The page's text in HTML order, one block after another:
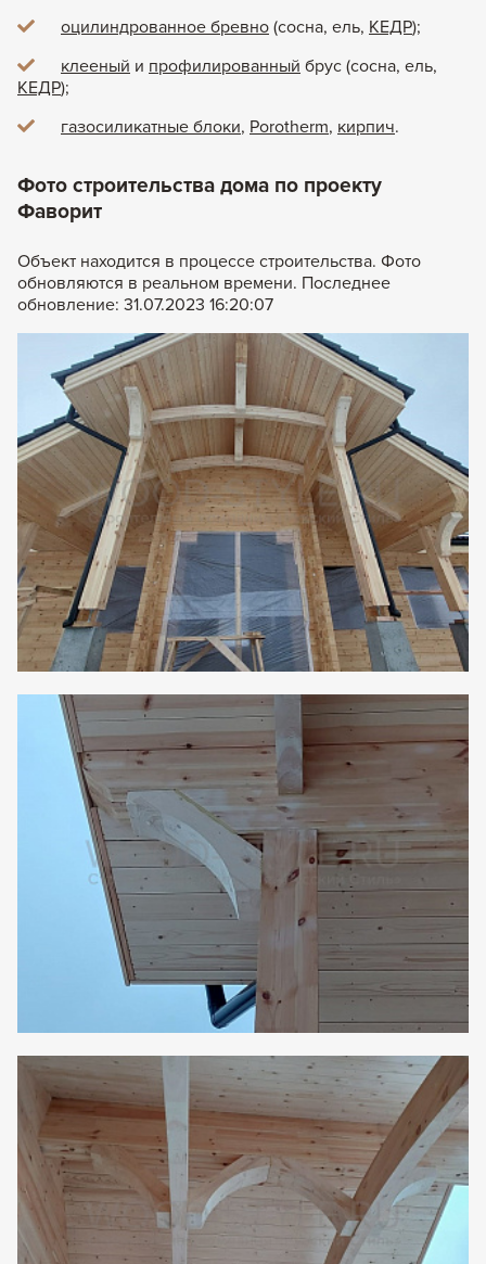
оцилиндрованное бревно (сосна, ель, КЕДР);
клееный и профилированный брус (сосна, ель,
КЕДР);
газосиликатные блоки, Porotherm, кирпич.
Фото строительства дома по проекту
Фаворит
Объект находится в процессе строительства. Фото
обновляются в реальном времени. Последнее
обновление: 31.07.2023 16:20:07